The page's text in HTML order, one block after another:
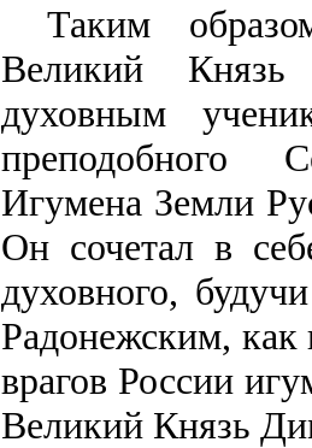
Таким
Великий
духовным
преподобного
Игумена Земли
Он сочетал в
духовного,
Радонежским, как
врагов России
Великий Князь